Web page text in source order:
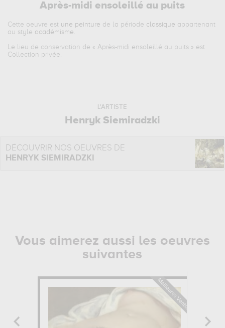
Après-midi ensoleillé au puits
Cette oeuvre est une peinture de la période classique appartenant
au style académisme.
Le lieu de conservation de «Après-midi ensoleillé au puits » est
Collection privée.
L'ARTISTE
Henryk Siemiradzki
DÉCOUVRIR NOS OEUVRES DE
HENRYK SIEMIRADZKI
Vous aimerez aussi les oeuvres
suivantes